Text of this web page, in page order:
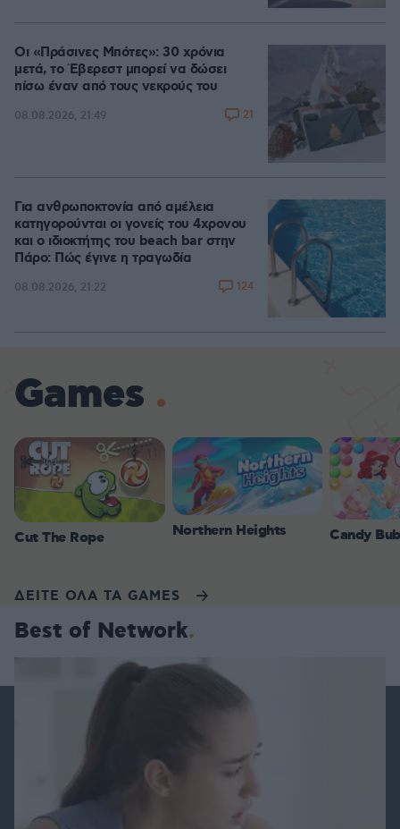
Οι «Πράσινες Μπότες»: 30 χρόνια
μετά, το Έβερεστ μπορεί να δώσει
πίσω έναν από τους νεκρούς του
08.08.2026, 21:49 21
Για ανθρωποκτονία από αμέλεια
κατηγορούνται οι γονείς του 4χρονου
και ο ιδιοκτήτης του beach bar στην
Πάρο: Πώς έγινε η τραγωδία
08.08.2026, 21:22 124
Games
Cut The Rope Northern Heights Candy
ΔΕΙΤΕ ΟΛΑ ΤΑ GAMES
Best of Network